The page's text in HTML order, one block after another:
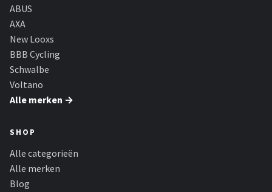
ABUS
AXA
New Looxs
BBB Cycling
Schwalbe
Voltano
Alle merken →
SHOP
Alle categorieën
Alle merken
Blog